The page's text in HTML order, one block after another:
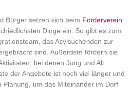
Bürger setzen sich beim Förderverein
Dinge ein. So gibt es zum
das Asylsuchenden zur
sind. Außerdem fördern sie
bei denen Jung und Alt
der Angebote ist noch viel länger und
Planung, um das Miteinander im Dorf